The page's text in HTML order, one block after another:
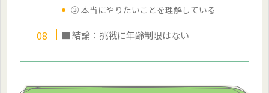
③ 本当にやりたいことを理解している
■ 結論：挑戦に年齢制限はない